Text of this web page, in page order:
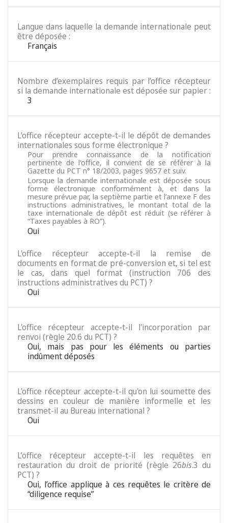
Langue dans laquelle la demande internationale peut
être déposée :
Français
Nombre d’exemplaires requis par l’office récepteur
si la demande internationale est déposée sur papier :
3
L’office récepteur accepte-t-il le dépôt de demandes
internationales sous forme électronique ?
Pour prendre connaissance de la notification
pertinente de l’office, il convient de se référer à la
Gazette du PCT n° 18/2003, pages 9657 et suiv.
Lorsque la demande internationale est déposée sous
forme électronique conformément à, et dans la
mesure prévue par, la septième partie et l’annexe F des
instructions administratives, le montant total de la
taxe internationale de dépôt est réduit (se référer à
“Taxes payables à RO”).
Oui
L'office récepteur accepte-t-il la remise de
documents en format de pré-conversion et, si tel est
le cas, dans quel format (instruction 706 des
instructions administratives du PCT) ?
Oui
L'office récepteur accepte-t-il l'incorporation par
renvoi (règle 20.6 du PCT) ?
Oui, mais pas pour les éléments ou parties
indûment déposés
L'office récepteur accepte-t-il qu'on lui soumette des
dessins en couleur de manière informelle et les
transmet-il au Bureau international ?
Oui
L’office récepteur accepte-t-il les requêtes en
restauration du droit de priorité (règle 26bis.3 du
PCT) ?
Oui, l’office applique à ces requêtes le critère de
“diligence requise”